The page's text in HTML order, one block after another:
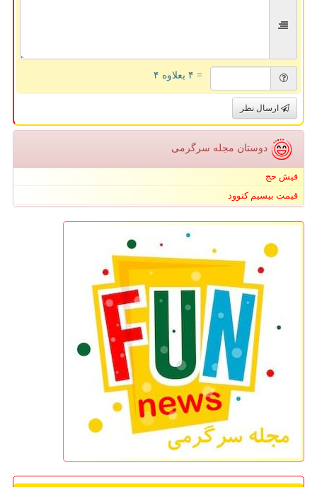
= ۴ بعلاوه ۴
ارسال نظر
دوستان مجله سرگرمی
فیش حج
قیمت بیسیم کنوود